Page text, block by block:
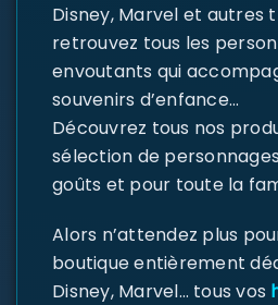
Disney, Marvel et autres
retrouvez tous les
envoutants qui
souvenirs d’enfance…
Découvrez tous nos
sélection de
goûts et pour toute la
Alors n’attendez plus
boutique entièrement
Disney, Marvel… tous vos